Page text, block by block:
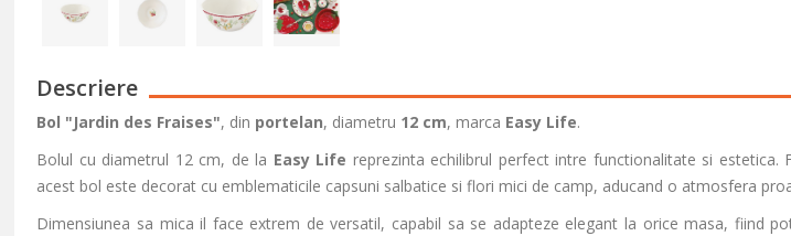
Descriere
Bol "Jardin des Fraises", din portelan, diametru 12 cm, marca Easy Life.
Bolul cu diametrul 12 cm, de la Easy Life reprezinta echilibrul perfect intre functionalitate si estetica.
acest bol este decorat cu emblematicile capsuni salbatice si flori mici de camp, aducand o atmosfera
Dimensiunea sa mica il face extrem de versatil, capabil sa se adapteze elegant la orice masa, fiind